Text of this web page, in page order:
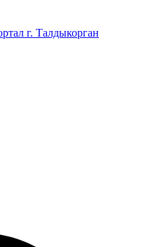
г. Талдыкорган